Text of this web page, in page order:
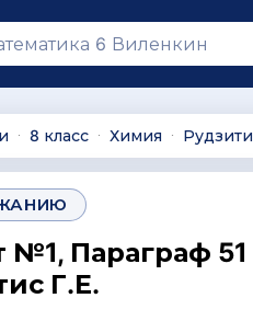
∙ 8 класс ∙ Химия ∙
№1, Параграф
Г.Е.